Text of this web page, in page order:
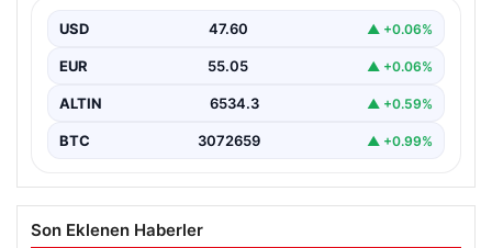
meydana gelen ilginç bir olay, sosyal medyada geniş…
USD 47.60 ▲ +0.06%
EUR 55.05 ▲ +0.06%
ALTIN 6534.3 ▲ +0.59%
BTC 3072659 ▲ +0.99%
Son Eklenen Haberler